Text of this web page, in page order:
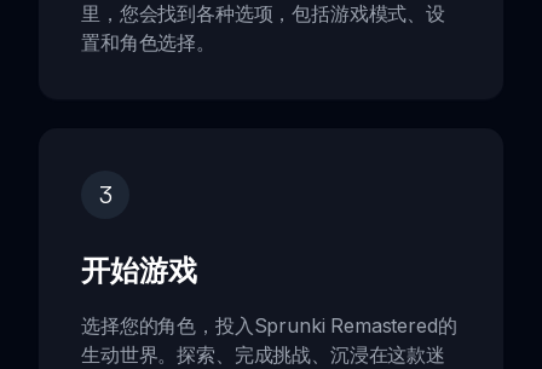
里，您会找到各种选项，包括游戏模式、设
置和角色选择。
3
开始游戏
选择您的角色，投入Sprunki Remastered的
生动世界。探索、完成挑战、沉浸在这款迷